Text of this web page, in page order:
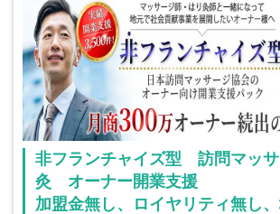
非フランチャイズ型 訪問マッ
灸 オーナー開業支援
加盟金無し、ロイヤリティ無し